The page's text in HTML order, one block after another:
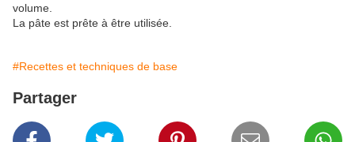
volume.
La pâte est prête à être utilisée.
#Recettes et techniques de base
Partager